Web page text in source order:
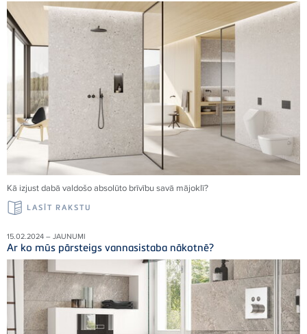
Kā izjust dabā valdošo absolūto brīvību savā mājoklī?
LASĪT RAKSTU
15.02.2024 – JAUNUMI
Ar ko mūs pārsteigs vannasistaba nākotnē?